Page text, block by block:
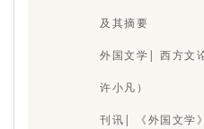
及其摘要
外国文学| 西方文
许小凡）
刊讯| 《外国文学